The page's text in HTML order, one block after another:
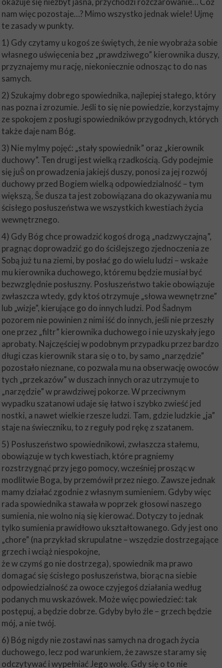
nam więc pozostaje…? Mimo wszystko jednak wiele! Ujmę
te zasady w punkty.
1) Gdy czytamy u kogoś ze świętych, że nie wyobraża sobie
własnego uświęcenia bez „prawdziwego” kierownika duszy,
przyznajemy mu rację, niekoniecznie odnosząc to do nas
samych.
2) Szukajmy dobrego spowiednika, najlepiej stałego, który
nas pozna i zrozumie. Jeśli to się nie powiedzie, korzystajmy
ze spokojem z posługi spowiedników przygodnych, których
także daje nam Bóg.
3) Nie mylmy pojęć: „stały spowiednik” oraz „kierownik
duchowy”. Ten drugi jest wielką rzadkością. Gdy podejmie
się juŜ on prowadzenia jakiejś duszy, ponosi za jej rozwój
duchowy przed Bogiem wielką odpowiedzialność – tym
większą, Ŝe dusza ta jest zobowiązana do okazywania mu
ścisłego posłuszeństwa we wszystkich kwestiach życia
wewnętrznego.
4) Gdy Bóg chce prowadzić kogoś drogą „nadzwyczajną”,
pragnąc doprowadzić go do ściślejszego zjednoczenia ze
Sobą już tu na ziemi, by posłać go do wielu ludzi – wskaże
mu kierownika duchowego, któremu będzie musiał być
bezwzględnie posłuszny. Posłuszeństwo takie obowiązuje
zwłaszcza wtedy, gdy ktoś otrzymuje „słowa wewnętrzne”
lub „wizje”, kierujące go do innych ludzi. Pod Ŝadnym
pozorem nie powinien z nimi iść do innych, jeśli nie przeszły
one przez „filtr” kierownika duchowego i nie uzyskały jego
aprobaty. Najczęściej w podobnym przypadku przez bardzo
długi czas kierownik stara się o to, by samo „narzędzie”
pozostało nieznane, co pozwala mu na obserwację owoców
tych „przekazów” w duszach innych oraz utrzymuje to
„narzędzie” w prawdziwej pokorze. W przeciwnym
wypadku szatanowi udaje się łatwo i szybko zwieść jed
nostki, a nawet wielkie rzesze ludzi. Tam, gdzie ludzkie „ja”
staje na świeczniku, to z reguły pod rękę z szatanem.
5) Posłuszeństwo spowiednikowi, zwłaszcza stałemu,
obowiązuje w tych kwestiach, które pragniemy
rozstrzygnąć przy jego pomocy, wcześniej prosząc w
modlitwie Boga, by przemówił przez niego. Zawsze jednak
mamy działać zgodnie z własnym sumieniem. Gdyby więc
rada spowiednika stawała w poprzek głosowi naszego
sumienia, nie wolno nią się kierować. Dotyczy to jednak
tylko sumienia prawidłowo ukształtowanego. Gdy jest ono
„chore” (na przykład skrupulatne – wszędzie dostrzegające
grzech i wciąż niespokojne,
że w czymś go nie dostrzega), spowiednik ma prawo
domagać się ścisłego posłuszeństwa, biorąc na siebie
odpowiedzialność za owoce czyjegoś działania według
podanych mu wskazówek. Może więc powiedzieć: tak
postępuj, a będzie dobrze. Gdyby było źle – grzech będzie
mój, a nie twój.
6) Bóg nigdy nie zostawi nas samych na drogach życia
duchowego, lecz pod warunkiem, że zawsze staramy się
odczytywać i wypełniać Jego wolę. Gdy się o to nie